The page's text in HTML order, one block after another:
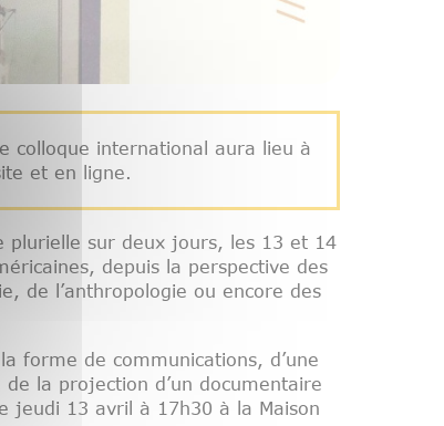
colloque international aura lieu à
et en ligne.
plurielle sur deux jours, les 13 et 14
depuis la perspective des
de l’anthropologie ou encore des
forme de communications, d’une
la projection d’un documentaire
jeudi 13 avril à 17h30 à la Maison